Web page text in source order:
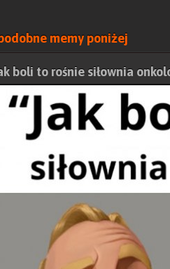
memy poniżej
boli to rośnie siłownia